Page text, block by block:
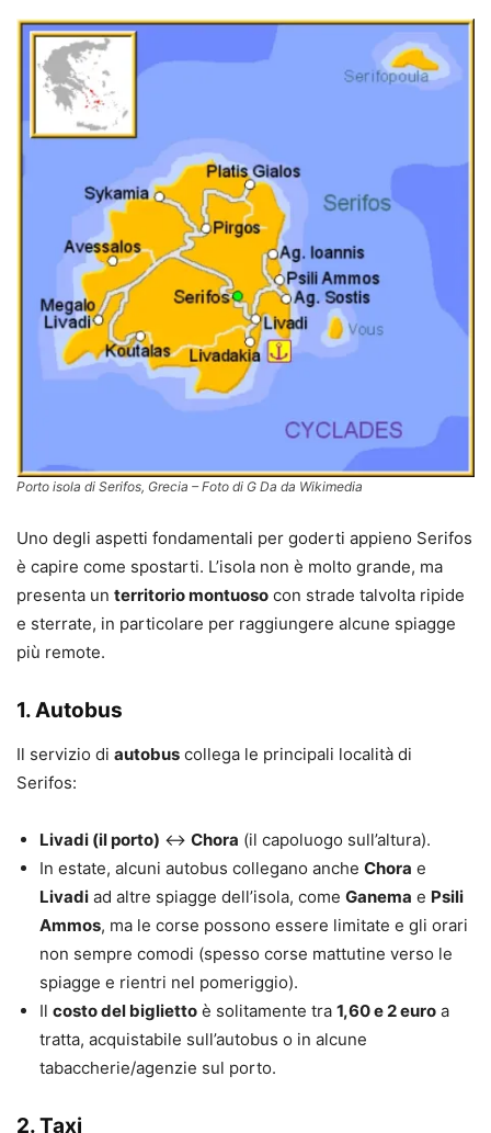
Porto isola di Serifos, Grecia – Foto di G Da da Wikimedia
Uno degli aspetti fondamentali per goderti appieno Serifos
è capire come spostarti. L’isola non è molto grande, ma
presenta un territorio montuoso con strade talvolta ripide
e sterrate, in particolare per raggiungere alcune spiagge
più remote.
1. Autobus
Il servizio di autobus collega le principali località di
Serifos:
Livadi (il porto) ↔ Chora (il capoluogo sull’altura).
In estate, alcuni autobus collegano anche Chora e
Livadi ad altre spiagge dell’isola, come Ganema e Psili
Ammos, ma le corse possono essere limitate e gli orari
non sempre comodi (spesso corse mattutine verso le
spiagge e rientri nel pomeriggio).
Il costo del biglietto è solitamente tra 1,60 e 2 euro a
tratta, acquistabile sull’autobus o in alcune
tabaccherie/agenzie sul porto.
2. Taxi